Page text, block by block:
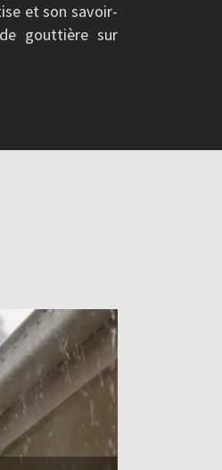
et son savoir-
gouttière sur